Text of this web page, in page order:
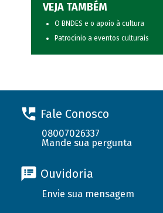
VEJA TAMBÉM
O BNDES e o apoio à cultura
Patrocínio a eventos culturais
Fale Conosco
08007026337
Mande sua pergunta
Ouvidoria
Envie sua mensagem